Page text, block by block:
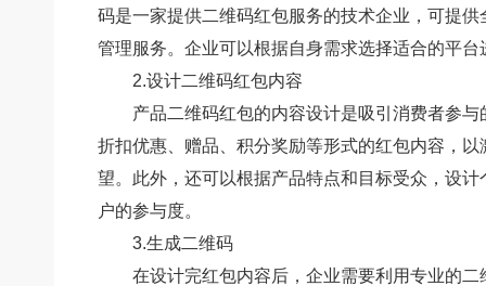
码是一家提供二维码红包服务的技术企业，可提
管理服务。企业可以根据自身需求选择适合的平台
2.设计二维码红包内容
产品二维码红包的内容设计是吸引消费者参
折扣优惠、赠品、积分奖励等形式的红包内容，
望。此外，还可以根据产品特点和目标受众，设
户的参与度。
3.生成二维码
在设计完红包内容后，企业需要利用专业的